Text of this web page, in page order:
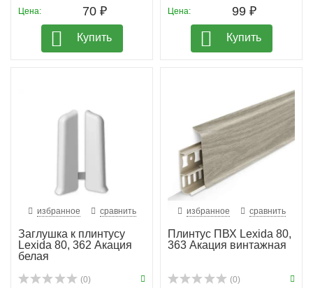
Цена: 70 ₽
Купить
Цена: 99 ₽
Купить
избранное сравнить
Заглушка к плинтусу
Lexida 80, 362 Акация
белая
(0)
избранное сравнить
Плинтус ПВХ Lexida 80,
363 Акация винтажная
(0)